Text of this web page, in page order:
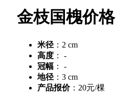
金枝国槐价格
米径 ： 2 cm
高度 ：
-
冠幅 ：
-
地径 ： 3 cm
产品报价： 20元/棵